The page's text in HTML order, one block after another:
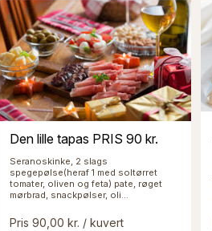
Den lille tapas PRIS 90 kr.
Seranoskinke, 2 slags
spegepølse(heraf 1 med soltørret
tomater, oliven og feta) pate, røget
mørbrad, snackpølser, oli...
Pris 90,00 kr. / kuvert